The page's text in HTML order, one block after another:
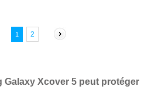
1 2
Galaxy Xcover 5 peut protéger